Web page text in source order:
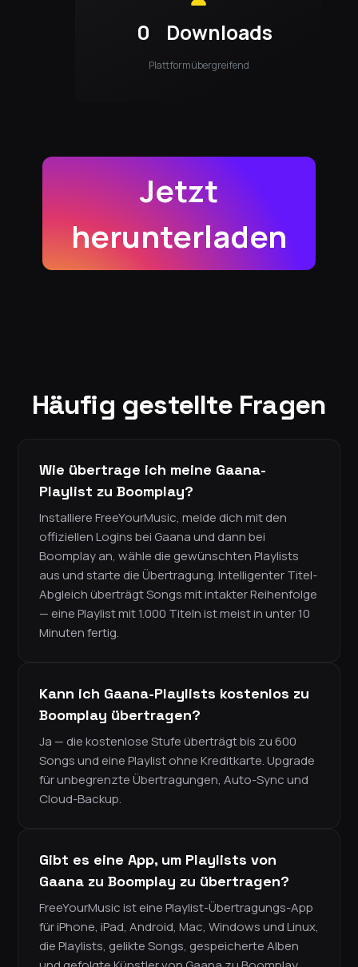
0 Downloads
Plattformübergreifend
Jetzt
herunterladen
Häufig gestellte Fragen
Wie übertrage ich meine Gaana-
Playlist zu Boomplay?
Installiere FreeYourMusic, melde dich mit den
offiziellen Logins bei Gaana und dann bei
Boomplay an, wähle die gewünschten Playlists
aus und starte die Übertragung. Intelligenter Titel-
Abgleich überträgt Songs mit intakter Reihenfolge
— eine Playlist mit 1.000 Titeln ist meist in unter 10
Minuten fertig.
Kann ich Gaana-Playlists kostenlos zu
Boomplay übertragen?
Ja — die kostenlose Stufe überträgt bis zu 600
Songs und eine Playlist ohne Kreditkarte. Upgrade
für unbegrenzte Übertragungen, Auto-Sync und
Cloud-Backup.
Gibt es eine App, um Playlists von
Gaana zu Boomplay zu übertragen?
FreeYourMusic ist eine Playlist-Übertragungs-App
für iPhone, iPad, Android, Mac, Windows und Linux,
die Playlists, gelikte Songs, gespeicherte Alben